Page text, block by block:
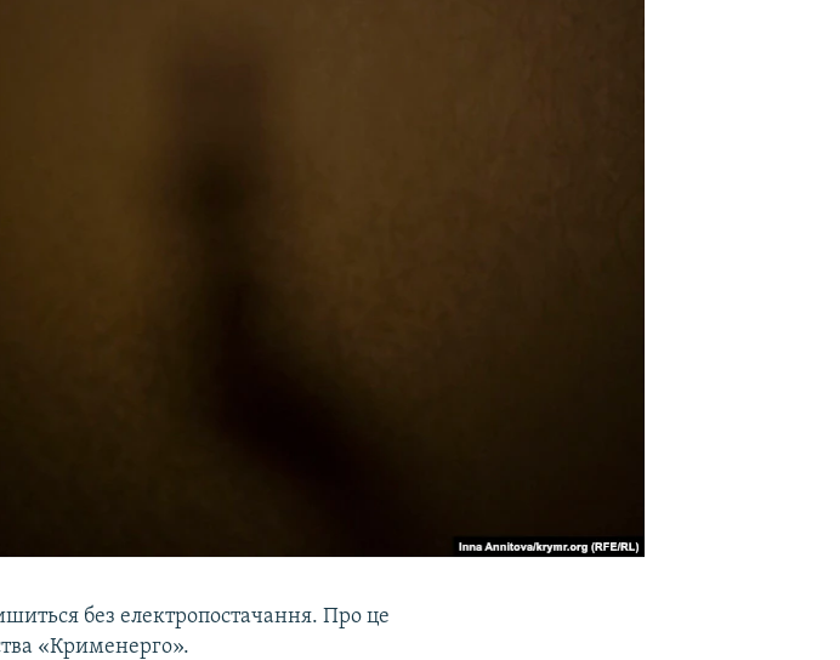
без електропостачання. Про це
«Крименерго».